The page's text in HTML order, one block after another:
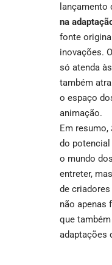
lançamento
na
fonte
inovações.
só atenda
também
o espaço
animação.
Em resumo,
do
o mundo
entreter,
de
não apenas
que
adaptações